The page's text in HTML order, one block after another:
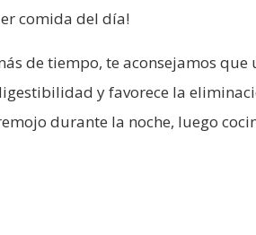
comida del día!
de tiempo, te aconsejamos
y favorece la
durante la noche, luego